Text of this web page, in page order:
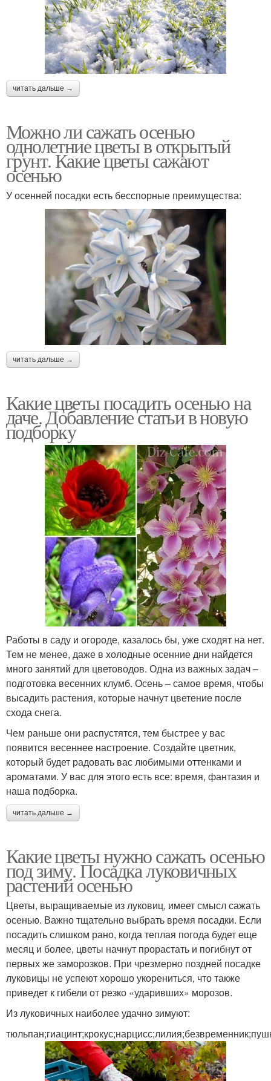
читать дальше →
Можно ли сажать осенью
однолетние цветы в открытый
грунт. Какие цветы сажают
осенью
У осенней посадки есть бесспорные преимущества:
читать дальше →
Какие цветы посадить осенью на
даче. Добавление статьи в новую
подборку
Работы в саду и огороде, казалось бы, уже сходят на нет.
Тем не менее, даже в холодные осенние дни найдется
много занятий для цветоводов. Одна из важных задач –
подготовка весенних клумб. Осень – самое время, чтобы
высадить растения, которые начнут цветение после
схода снега.
Чем раньше они распустятся, тем быстрее у вас
появится весеннее настроение. Создайте цветник,
который будет радовать вас любимыми оттенками и
ароматами. У вас для этого есть все: время, фантазия и
наша подборка.
читать дальше →
Какие цветы нужно сажать осенью
под зиму. Посадка луковичных
растений осенью
Цветы, выращиваемые из луковиц, имеет смысл сажать
осенью. Важно тщательно выбрать время посадки. Если
посадить слишком рано, когда теплая погода будет еще
месяц и более, цветы начнут прорастать и погибнут от
первых же заморозков. При чрезмерно поздней посадке
луковицы не успеют хорошо укорениться, что также
приведет к гибели от резко «ударивших» морозов.
Из луковичных наиболее удачно зимуют: